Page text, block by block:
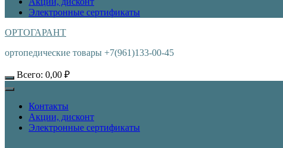
Электронные сертификаты
ОРТОГАРАНТ
ортопедические товары +7(961)133-00-45
Всего: 0,00 ₽
Контакты
Акции, дисконт
Электронные сертификаты